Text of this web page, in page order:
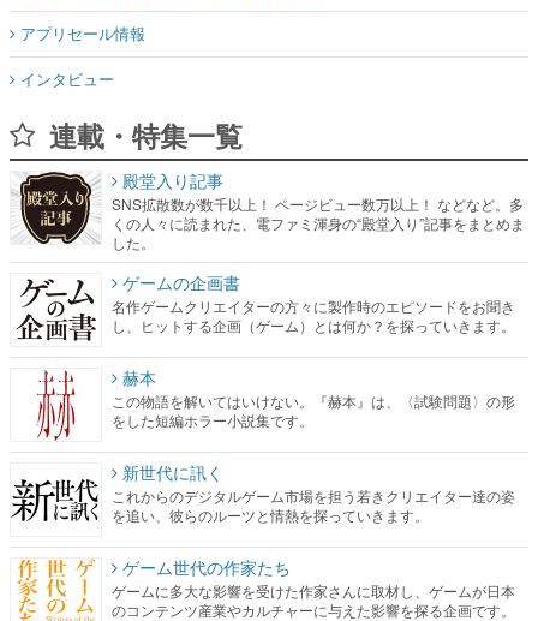
アプリセール情報
インタビュー
連載・特集一覧
殿堂入り記事
SNS拡散数が数千以上！ ページビュー数万以上！ などなど。多
くの人々に読まれた、電ファミ渾身の“殿堂入り”記事をまとめま
した。
ゲームの企画書
名作ゲームクリエイターの方々に製作時のエピソードをお聞き
し、ヒットする企画（ゲーム）とは何か？を探っていきます。
赫本
この物語を解いてはいけない。『赫本』は、〈試験問題〉の形
をした短編ホラー小説集です。
新世代に訊く
これからのデジタルゲーム市場を担う若きクリエイター達の姿
を追い、彼らのルーツと情熱を探っていきます。
ゲーム世代の作家たち
ゲームに多大な影響を受けた作家さんに取材し、ゲームが日本
のコンテンツ産業やカルチャーに与えた影響を探る企画です。